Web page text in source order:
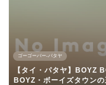
ゴーゴーバー-パタヤ
【タイ・パタヤ】BOYZ
BOYZ・ボーイズタウンの